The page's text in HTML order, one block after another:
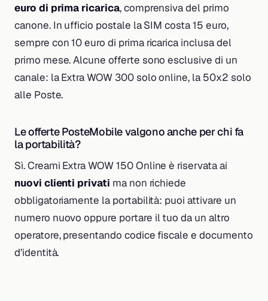
euro di prima ricarica, comprensiva del primo
canone. In ufficio postale la SIM costa 15 euro,
sempre con 10 euro di prima ricarica inclusa del
primo mese. Alcune offerte sono esclusive di un
canale: la Extra WOW 300 solo online, la 50x2 solo
alle Poste.
Le offerte PosteMobile valgono anche per chi fa
la portabilità?
Sì. Creami Extra WOW 150 Online è riservata ai
nuovi clienti privati ma non richiede
obbligatoriamente la portabilità: puoi attivare un
numero nuovo oppure portare il tuo da un altro
operatore, presentando codice fiscale e documento
d’identità.